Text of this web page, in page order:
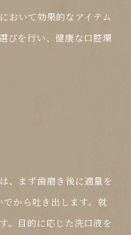
おいて効果的なアイテム
びを行い、健康な口腔環
、まず歯磨き後に適量を
から吐き出します。就
。目的に応じた洗口液を